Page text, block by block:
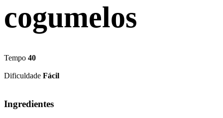
cogumelos
Tempo 40
Dificuldade Fácil
Ingredientes